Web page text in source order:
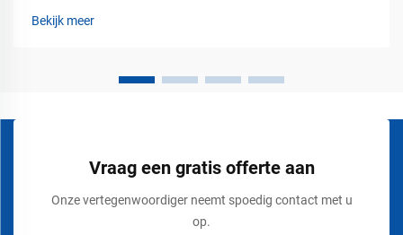
parkeergarages, magazijnen, logistieke centra en
Bekijk meer
Vraag een gratis offerte aan
Onze vertegenwoordiger neemt spoedig contact met u
op.